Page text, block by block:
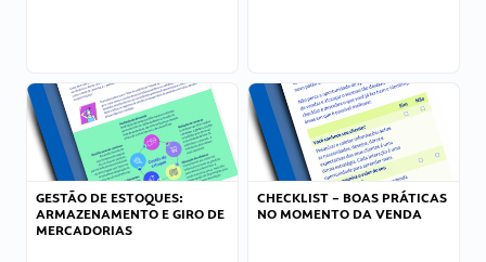
GESTÃO DE ESTOQUES:
ARMAZENAMENTO E GIRO DE
MERCADORIAS
CHECKLIST – BOAS PRÁTICAS
NO MOMENTO DA VENDA